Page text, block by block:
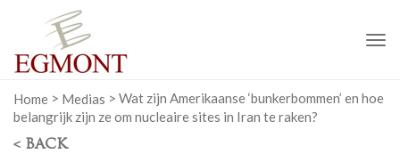
Home > Medias > Wat zijn Amerikaanse ‘bunkerbommen’ en hoe
belangrijk zijn ze om nucleaire sites in Iran te raken?
< BACK